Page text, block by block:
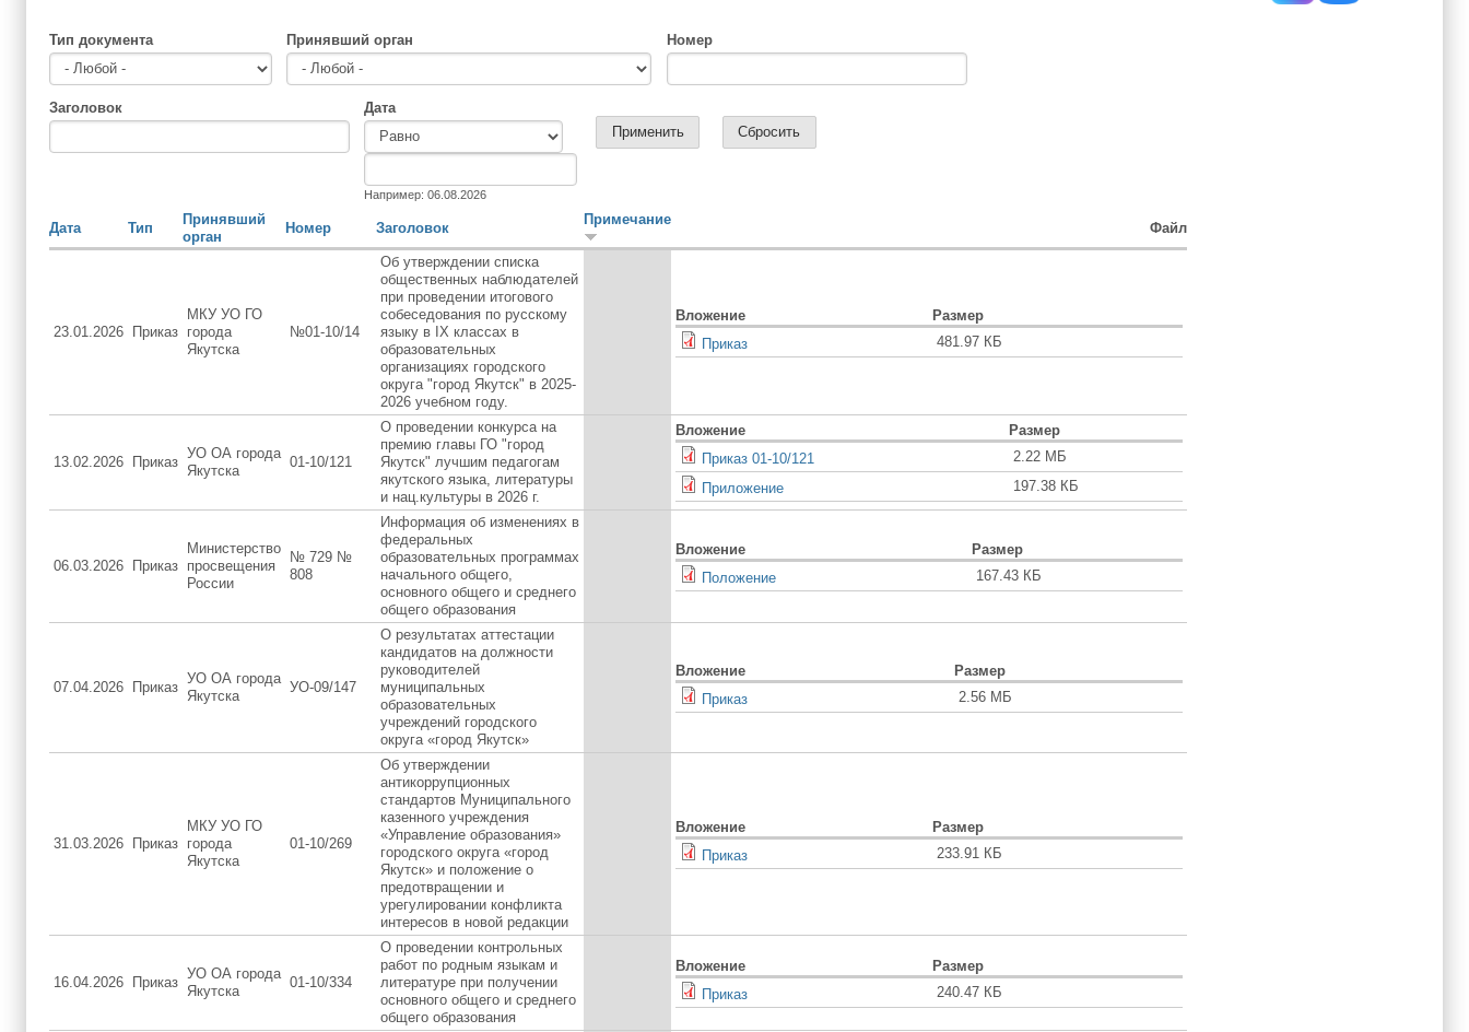
Тип документа Принявший орган Номер
Заголовок Дата
Например: 06.08.2026
Дата Тип
Принявший
орган
Номер Заголовок
Примечание
Файл
23.01.2026 Приказ
МКУ УО ГО
города
Якутска
№01-10/14
Об утверждении списка
общественных наблюдателей
при проведении итогового
собеседования по русскому
языку в IX классах в
образовательных
организациях городского
округа "город Якутск" в 2025-
2026 учебном году.
Вложение
Размер
Приказ
481.97 КБ
13.02.2026 Приказ
УО ОА города
Якутска
01-10/121
О проведении конкурса на
премию главы ГО "город
Якутск" лучшим педагогам
якутского языка, литературы
и нац.культуры в 2026 г.
Вложение
Размер
Приказ 01-10/121
2.22 МБ
Приложение
197.38 КБ
06.03.2026 Приказ
Министерство
просвещения
России
№ 729 №
808
Информация об изменениях в
федеральных
образовательных программах
начального общего,
основного общего и среднего
общего образования
Вложение
Размер
Положение
167.43 КБ
07.04.2026 Приказ
УО ОА города
Якутска
УО-09/147
О результатах аттестации
кандидатов на должности
руководителей
муниципальных
образовательных
учреждений городского
округа «город Якутск»
Вложение
Размер
Приказ
2.56 МБ
31.03.2026 Приказ
МКУ УО ГО
города
Якутска
01-10/269
Об утверждении
антикоррупционных
стандартов Муниципального
казенного учреждения
«Управление образования»
городского округа «город
Якутск» и положение о
предотвращении и
урегулировании конфликта
интересов в новой редакции
Вложение
Размер
Приказ
233.91 КБ
16.04.2026 Приказ
УО ОА города
Якутска
01-10/334
О проведении контрольных
работ по родным языкам и
литературе при получении
основного общего и среднего
общего образования
Вложение
Размер
Приказ
240.47 КБ